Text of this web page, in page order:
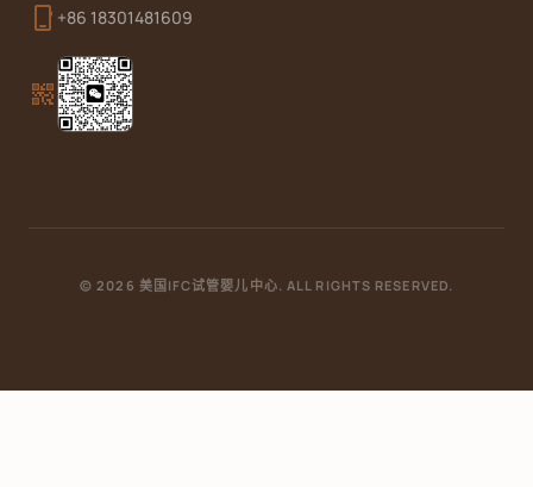
phone_iphone +86 18301481609
qr_code_2
© 2026 美国IFC试管婴儿中心. ALL RIGHTS RESERVED.